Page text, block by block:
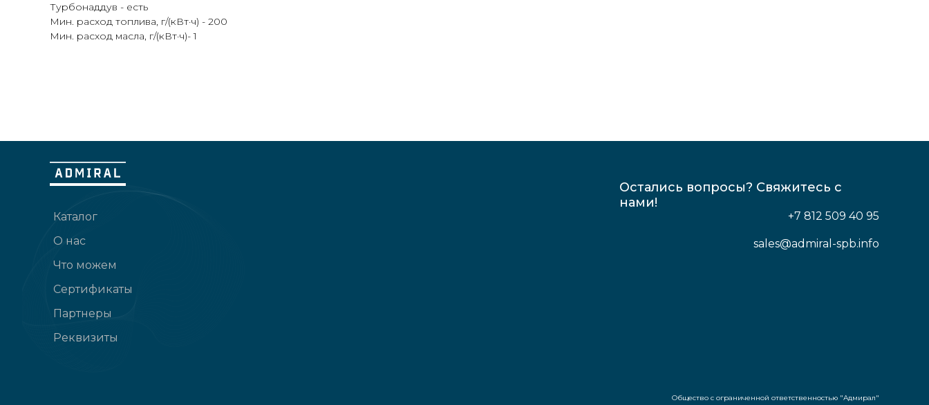
Турбонаддув - есть
Мин. расход топлива, г/(кВт·ч) - 200
Мин. расход масла, г/(кВт·ч)- 1
Каталог
О нас
Что можем
Реквизиты
Партнеры
Сертификаты
Остались вопросы? Свяжитесь с
нами!
+7 812 509 40 95
sales@admiral-spb.info
Общество с ограниченной ответственностью "Адмирал"